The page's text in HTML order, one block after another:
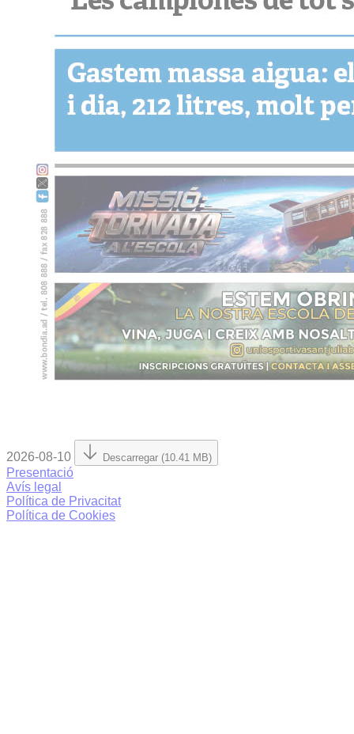
2026-08-10 Descarregar (10.41 MB)
Presentació
Avís legal
Política de Privacitat
Política de Cookies